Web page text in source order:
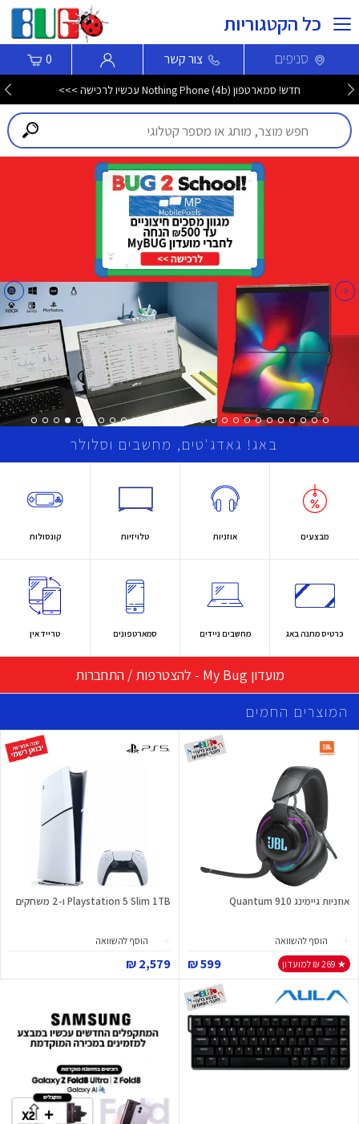
כל הקטגוריות
סניפים צור קשר 0
חדש! סמארטפון Nothing Phone (4b) עכשיו לרכישה >>>
באג! גאדג'טים, מחשבים וסלולר
מבצעים אוזניות טלויזיות קונסולות
כרטיס מתנה באג מחשבים ניידים סמארטפונים טרייד אין
מועדון My Bug - להצטרפות / התחברות
המוצרים החמים
אוזניות גיימינג Quantum 910
הוסף להשוואה
★ 269 ₪ למועדון
599 ₪
Playstation 5 Slim 1TB ו-2 משחקים
הוסף להשוואה
2,579 ₪